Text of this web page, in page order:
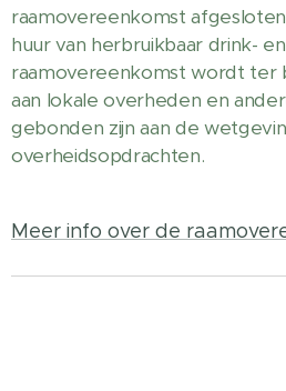
raamovereenkomst
huur van herbruikbaar drink-
raamovereenkomst wordt ter
aan lokale overheden en
gebonden zijn aan de
overheidsopdrachten.
Meer info over de